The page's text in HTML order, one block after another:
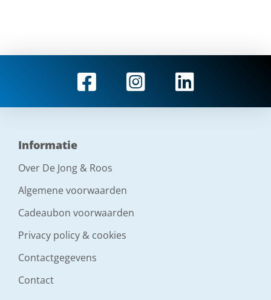
Informatie
Over De Jong & Roos
Algemene voorwaarden
Cadeaubon voorwaarden
Privacy policy & cookies
Contactgegevens
Contact